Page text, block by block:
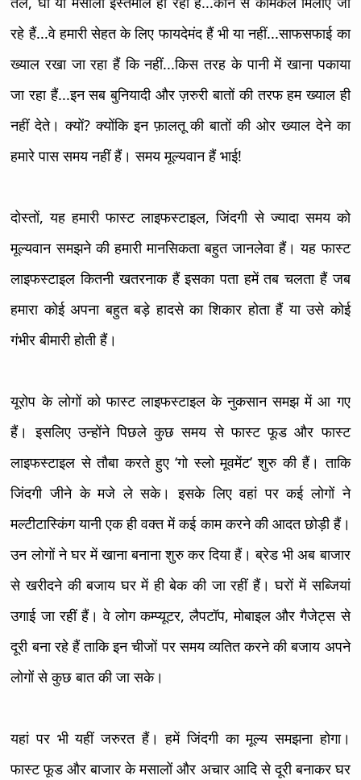
रहे हैं...वे हमारी सेहत के लिए फायदेमंद हैं भी या नहीं...साफसफाई का
ख्याल रखा जा रहा हैं कि नहीं...किस तरह के पानी में खाना पकाया
जा रहा हैं...इन सब बुनियादी और ज़रुरी बातों की तरफ हम ख्याल ही
नहीं देते। क्यों? क्योंकि इन फ़ालतू की बातों की ओर ख्याल देने का
हमारे पास समय नहीं हैं। समय मूल्यवान हैं भाई!
दोस्तों, यह हमारी फास्ट लाइफस्टाइल, जिंदगी से ज्यादा समय को
मूल्यवान समझने की हमारी मानसिकता बहुत जानलेवा हैं। यह फास्ट
लाइफस्टाइल कितनी खतरनाक हैं इसका पता हमें तब चलता हैं जब
हमारा कोई अपना बहुत बड़े हादसे का शिकार होता हैं या उसे कोई
गंभीर बीमारी होती हैं।
यूरोप के लोगों को फास्ट लाइफस्टाइल के नुकसान समझ में आ गए
हैं। इसलिए उन्होंने पिछले कुछ समय से फास्ट फूड और फास्ट
लाइफस्टाइल से तौबा करते हुए ‘गो स्लो मूवमेंट’ शुरु की हैं। ताकि
जिंदगी जीने के मजे ले सके। इसके लिए वहां पर कई लोगों ने
मल्टीटास्किंग यानी एक ही वक्त में कई काम करने की आदत छोड़ी हैं।
उन लोगों ने घर में खाना बनाना शुरु कर दिया हैं। ब्रेड भी अब बाजार
से खरीदने की बजाय घर में ही बेक की जा रहीं हैं। घरों में सब्जियां
उगाई जा रहीं हैं। वे लोग कम्प्यूटर, लैपटॉप, मोबाइल और गैजेट्स से
दूरी बना रहे हैं ताकि इन चीजों पर समय व्यतित करने की बजाय अपने
लोगों से कुछ बात की जा सके।
यहां पर भी यहीं जरुरत हैं। हमें जिंदगी का मूल्य समझना होगा।
फास्ट फूड और बाजार के मसालों और अचार आदि से दूरी बनाकर घर